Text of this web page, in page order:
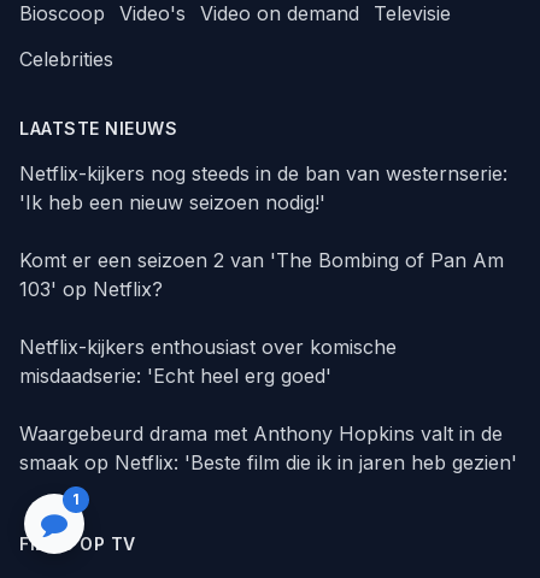
1
Bioscoop
Video's Video on demand
Televisie
Celebrities
LAATSTE NIEUWS
Netflix-kijkers nog steeds in de ban van westernserie:
'Ik heb een nieuw seizoen nodig!'
Komt er een seizoen 2 van 'The Bombing of Pan Am
103' op Netflix?
Netflix-kijkers enthousiast over komische
misdaadserie: 'Echt heel erg goed'
Waargebeurd drama met Anthony Hopkins valt in de
smaak op Netflix: 'Beste film die ik in jaren heb gezien'
FILMS OP TV